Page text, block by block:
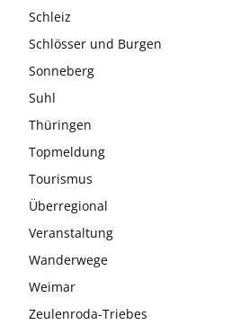
Schleiz
Schlösser und Burgen
Sonneberg
Suhl
Thüringen
Topmeldung
Tourismus
Überregional
Veranstaltung
Wanderwege
Weimar
Zeulenroda-Triebes